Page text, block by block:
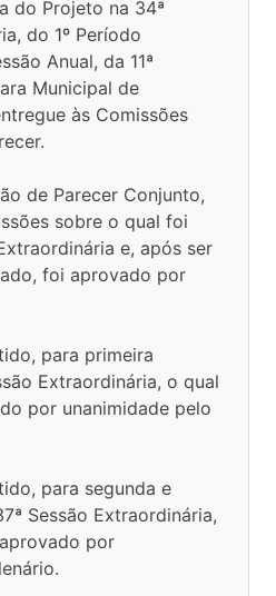
do Projeto na 34ª
do 1º Período
Anual, da 11ª
Municipal de
às Comissões
de Parecer Conjunto,
sobre o qual foi
e, após ser
foi aprovado por
para primeira
Extraordinária, o qual
por unanimidade pelo
para segunda e
Sessão Extraordinária,
por